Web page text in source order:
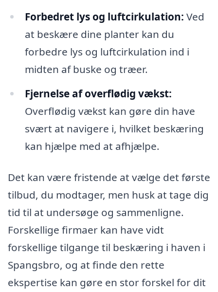
Forbedret lys og luftcirkulation: Ved
at beskære dine planter kan du
forbedre lys og luftcirkulation ind i
midten af buske og træer.
Fjernelse af overflødig vækst:
Overflødig vækst kan gøre din have
svært at navigere i, hvilket beskæring
kan hjælpe med at afhjælpe.
Det kan være fristende at vælge det første
tilbud, du modtager, men husk at tage dig
tid til at undersøge og sammenligne.
Forskellige firmaer kan have vidt
forskellige tilgange til beskæring i haven i
Spangsbro, og at finde den rette
ekspertise kan gøre en stor forskel for dit